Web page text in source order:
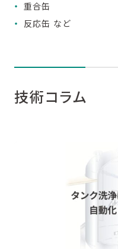
重合缶
反応缶 など
技術コラム